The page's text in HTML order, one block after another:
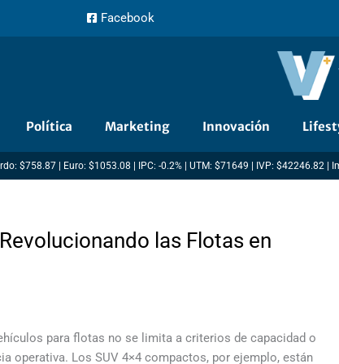
Facebook
Política Marketing Innovación
$758.87 | Euro: $1053.08 | IPC: -0.2% | UTM: $71649 | IVP: $42246.82 |
las Flotas en
para flotas no se limita a criterios de capacidad o
operativa. Los SUV 4×4 compactos, por ejemplo, están